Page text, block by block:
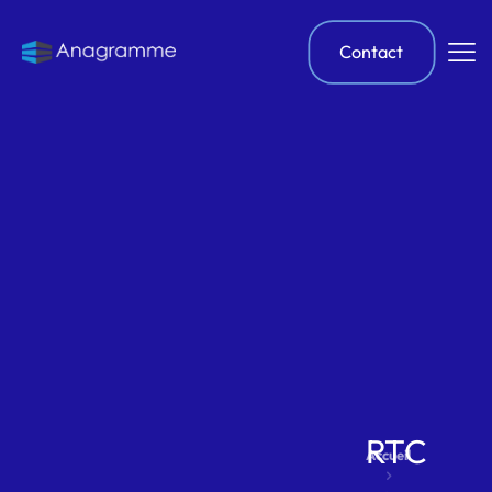
Contact
RTC
Accueil